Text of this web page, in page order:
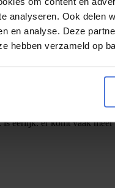
analyseren. Ook delen
en analyse. Deze
hebben verzameld op
winactie wordt bijna
beste tips
eerlijk: er komt vaak